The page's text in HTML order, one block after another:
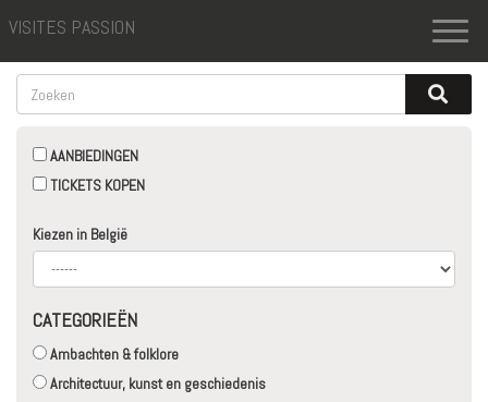
VISITES PASSION
AANBIEDINGEN
TICKETS KOPEN
Kiezen in België
CATEGORIEËN
Ambachten & folklore
Architectuur, kunst en geschiedenis